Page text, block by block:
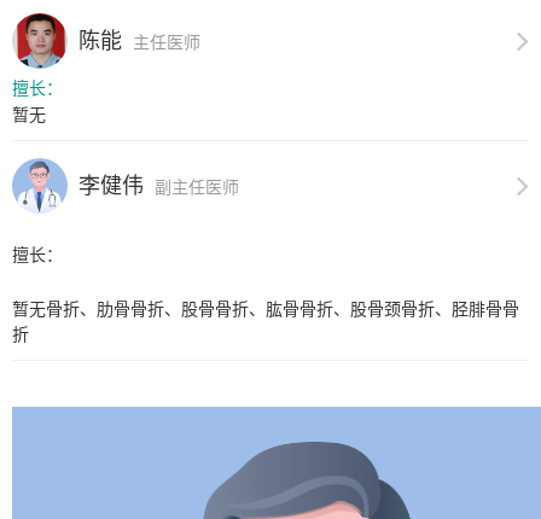
陈能 主任医师
擅长：
暂无
李健伟 副主任医师
擅长：
暂无骨折、肋骨骨折、股骨骨折、肱骨骨折、股骨颈骨折、胫腓骨骨
折